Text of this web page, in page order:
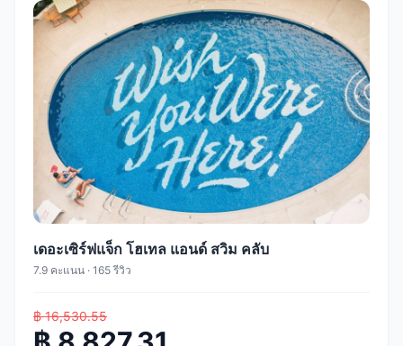
เดอะเซิร์ฟแจ็ก โฮเทล แอนด์ สวิม คลับ
7.9 คะแนน · 165 รีวิว
฿ 16,530.55